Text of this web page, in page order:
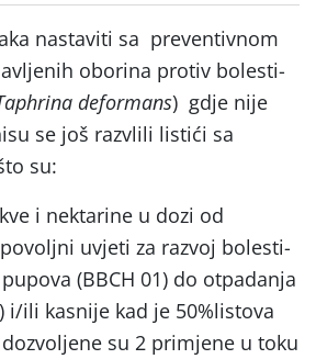
nastaviti sa preventivnom
oborina protiv bolesti-
deformans) gdje nije
se još razvlili listići sa
su:
i nektarine u dozi od
uvjeti za razvoj bolesti-
(BBCH 01) do otpadanja
i/ili kasnije kad je 50%listova
su 2 primjene u toku